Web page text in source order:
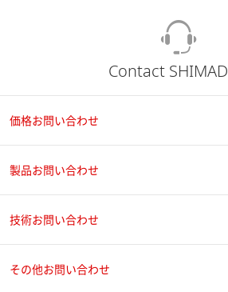
Contact
価格お問い合わせ
製品お問い合わせ
技術お問い合わせ
その他お問い合わせ